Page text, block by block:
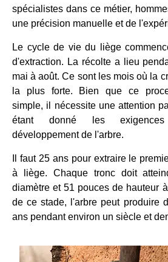
spécialistes dans ce métier,
une précision manuelle et de
Le cycle de vie du liège
d'extraction. La récolte a lieu
mai à août. Ce sont les mois où la
la plus forte. Bien que ce
simple, il nécessite une attention
étant donné les
développement de l'arbre.
Il faut 25 ans pour extraire le
à liège. Chaque tronc doit
diamètre et 51 pouces de hauteur
de ce stade, l'arbre peut produire
ans pendant environ un siècle et